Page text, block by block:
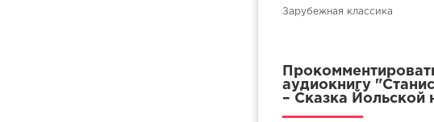
Зарубежная классика
аудиокнигу
– Сказка Йольской